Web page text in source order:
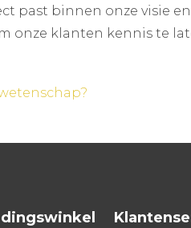
past binnen onze visie
onze klanten kennis te